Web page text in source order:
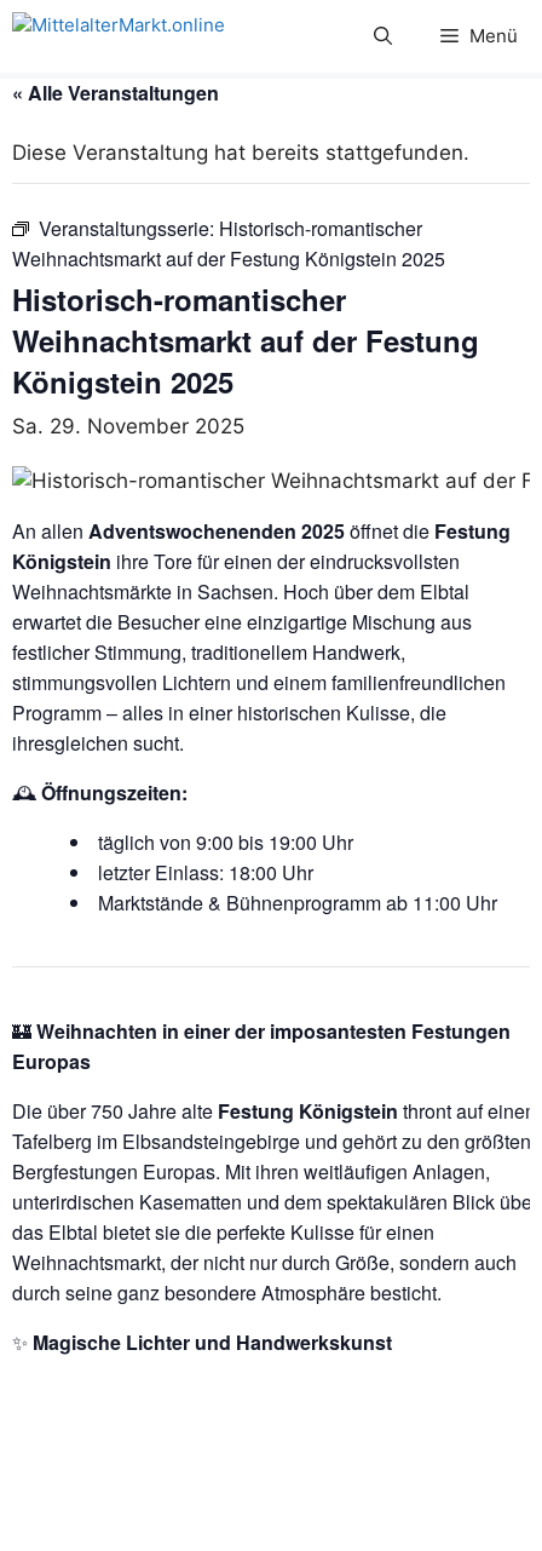
Zum
Menü
« Alle Veranstaltungen
Diese Veranstaltung hat bereits stattgefunden.
Veranstaltungsserie: Historisch-romantischer
Weihnachtsmarkt auf der Festung Königstein 2025
Historisch-romantischer
Weihnachtsmarkt auf der Festung
Königstein 2025
Sa. 29. November 2025
An allen Adventswochenenden 2025öffnet die Festung
Königstein ihre Tore für einen der eindrucksvollsten
Weihnachtsmärkte in Sachsen. Hoch über dem Elbtal
erwartet die Besucher eine einzigartige Mischung aus
festlicher Stimmung, traditionellem Handwerk,
stimmungsvollen Lichtern und einem familienfreundlichen
Programm – alles in einer historischen Kulisse, die
ihresgleichen sucht.
🕰️Öffnungszeiten:
täglich von 9:00 bis 19:00 Uhr
letzter Einlass: 18:00 Uhr
Marktstände & Bühnenprogramm ab 11:00 Uhr
🏰Weihnachten in einer der imposantesten Festungen
Europas
Die über 750 Jahre alte Festung Königstein thront auf einem
Tafelberg im Elbsandsteingebirge und gehört zu den größten
Bergfestungen Europas. Mit ihren weitläufigen Anlagen,
unterirdischen Kasematten und dem spektakulären Blick über
das Elbtal bietet sie die perfekte Kulisse für einen
Weihnachtsmarkt, der nicht nur durch Größe, sondern auch
durch seine ganz besondere Atmosphäre besticht.
✨ Magische Lichter und Handwerkskunst